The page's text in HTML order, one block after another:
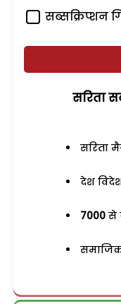
सब्सक्रिप्शन
सरिता
सरिता
देश
7000 से